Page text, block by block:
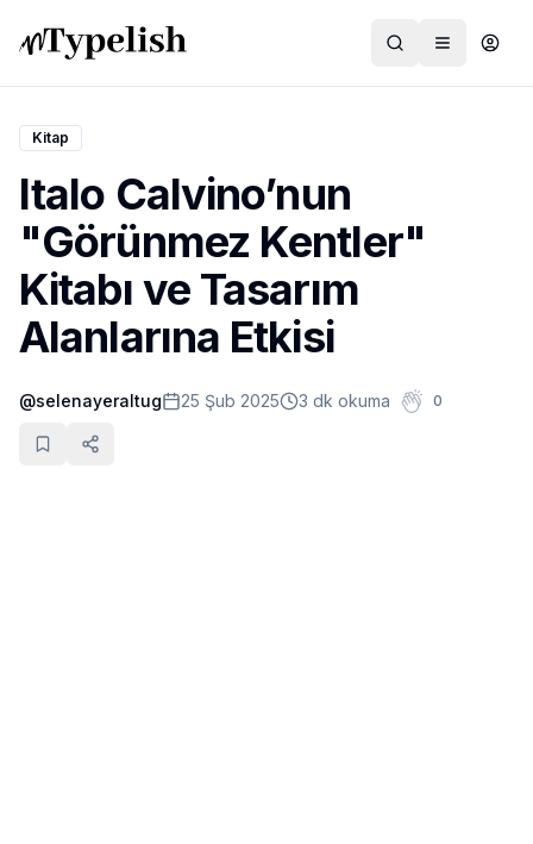
Dünya
Film ve Dizi
Kültür ve Sanat
Sağlık
Siyaset ve Tarih
Hayvan Hakları
Kitap
Italo Calvino’nun
"Görünmez Kentler"
Kitabı ve Tasarım
Alanlarına Etkisi
@selenayeraltug 25 Şub 2025 3 dk okuma 0